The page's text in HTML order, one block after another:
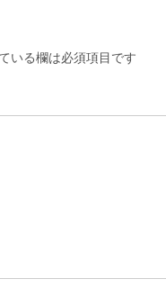
いる欄は必須項目です